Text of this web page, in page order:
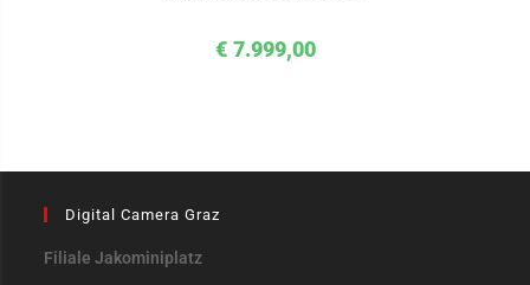
€ 7.999,00
Digital Camera Graz
Filiale Jakominiplatz